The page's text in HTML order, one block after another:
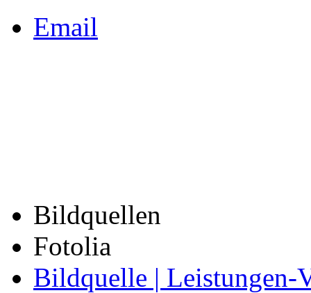
Email
Bildquellen
Fotolia
Bildquelle | Leistungen-